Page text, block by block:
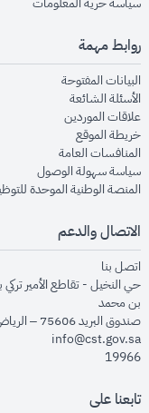
روابط مهمة
البيانات المفتوحةwindow
الأسئلة الشائعةnew window
علاقات الموردينwindow
خريطة الموقعnew window
المنافسات العامةwindow
سياسة سهولة الوصول
المنصة الوطنية الموحدة
الاتصال والدعم
اتصل بنا
حي النخيل - تقاطع الأمير
بن محمد
صندوق البريد 75606 – الرياض 11588
info@cst.gov.sa
19966
تابعنا على